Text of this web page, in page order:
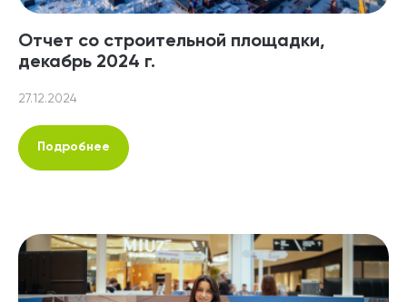
Отчет со строительной площадки,
декабрь 2024 г.
27.12.2024
Подробнее